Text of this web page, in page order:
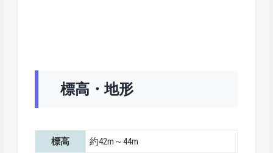
標高・地形
標高 約42m～44m